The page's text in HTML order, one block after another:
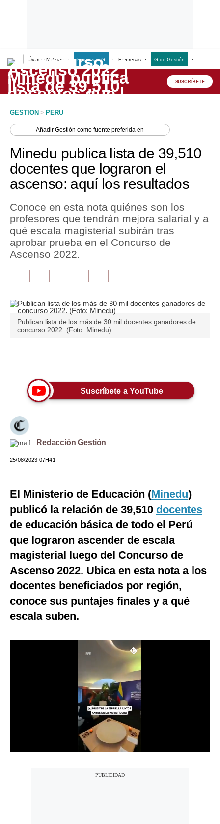
Últimas Noticias Empresas G Empresas G de Gestión
Lo último
Peru Quiosco
Economía
Mercados
Política
Tu Dinero
Finanzas Personales
Tendencias
Lujo
Viajes
Mundo
EEUU
España
Internacional
Club del Suscriptor
SUSCRÍBETE
GESTION > PERU
AñadirGestión como fuente preferida en
Minedu publica lista de 39,510
docentes que lograron el
ascenso: aquí los resultados
Conoce en esta nota quiénes son los
profesores que tendrán mejora salarial y a
qué escala magisterial subirán tras
aprobar prueba en el Concurso de
Ascenso 2022.
Publican lista de los más de 30 mil docentes ganadores de
concurso 2022. (Foto: Minedu)
Suscríbete a YouTube
Redacción Gestión
25/08/2023 07H41
El Ministerio de Educación (Minedu)
publicó la relación de 39,510 docentes
de educación básica de todo el Perú
que lograron ascender de escala
magisterial luego del Concurso de
Ascenso 2022. Ubica en esta nota a los
docentes beneficiados por región,
conoce sus puntajes finales y a qué
escala suben.